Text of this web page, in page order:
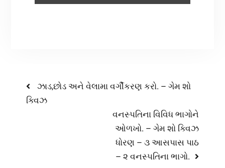
ઝાડ,છોડ અને વેલામા વર્ગીકરણ કરો. – ગેમ શો
ક્વિઝ
વનસ્પતિના વિવિધ ભાગોને
ઓળખો. – ગેમ શો ક્વિઝ
ધોરણ – ૩ આસપાસ પાઠ
– ૨ વનસ્પતિના ભાગો.